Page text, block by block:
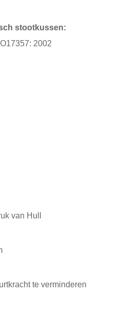
stootkussen:
2002
van Hull
te verminderen